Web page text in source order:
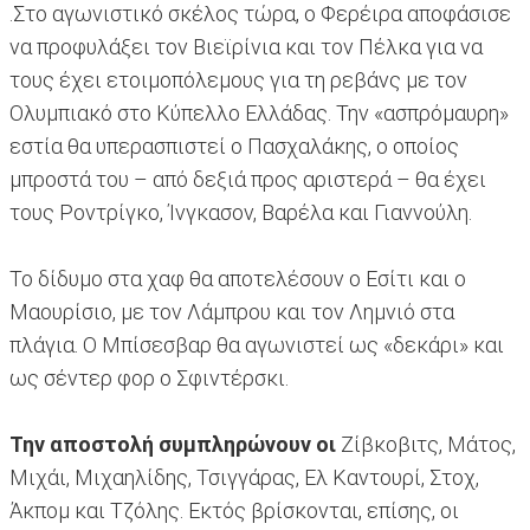
.Στο αγωνιστικό σκέλος τώρα, ο Φερέιρα αποφάσισε
να προφυλάξει τον Βιεϊρίνια και τον Πέλκα για να
τους έχει ετοιμοπόλεμους για τη ρεβάνς με τον
Ολυμπιακό στο Κύπελλο Ελλάδας. Την «ασπρόμαυρη»
εστία θα υπερασπιστεί ο Πασχαλάκης, ο οποίος
μπροστά του – από δεξιά προς αριστερά – θα έχει
τους Ροντρίγκο, Ίνγκασον, Βαρέλα και Γιαννούλη.
Το δίδυμο στα χαφ θα αποτελέσουν ο Εσίτι και ο
Μαουρίσιο, με τον Λάμπρου και τον Λημνιό στα
πλάγια. Ο Μπίσεσβαρ θα αγωνιστεί ως «δεκάρι» και
ως σέντερ φορ ο Σφιντέρσκι.
Την αποστολή συμπληρώνουν οι Ζίβκοβιτς, Μάτος,
Μιχάι, Μιχαηλίδης, Τσιγγάρας, Ελ Καντουρί, Στοχ,
Άκπομ και Τζόλης. Εκτός βρίσκονται, επίσης, οι